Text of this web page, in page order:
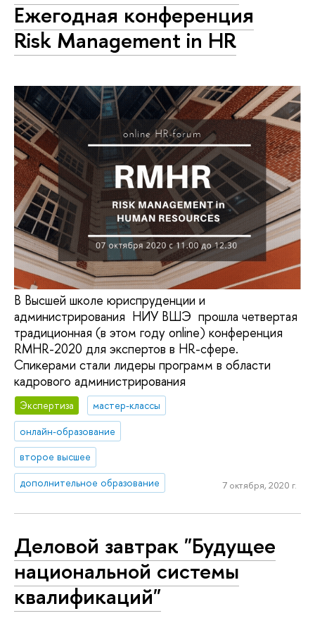
Ежегодная конференция
Risk Management in HR
В Высшей школе юриспруденции и
администрирования НИУ ВШЭ прошла четвертая
традиционная (в этом году online) конференция
RMHR-2020 для экспертов в HR-сфере.
Спикерами стали лидеры программ в области
кадрового администрирования
Экспертиза
мастер-классы
онлайн-образование
второе высшее
дополнительное образование
7 октября, 2020 г.
Деловой завтрак "Будущее
национальной системы
квалификаций"